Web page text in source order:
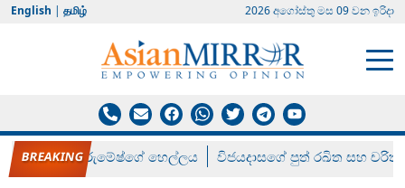
English | தமிழ் 2026 අගෝස්‍තු මස 09 වන ඉරිදා
රන් ගෙනා රුමේෂ්ගේ හෙල්ලය විජයදාසගේ පුත් රඛිත සහ චරිත්